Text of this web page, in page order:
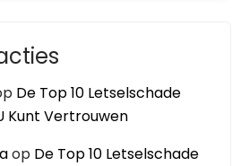
De Top 10 Letselschade
Kunt Vertrouwen
op De Top 10 Letselschade